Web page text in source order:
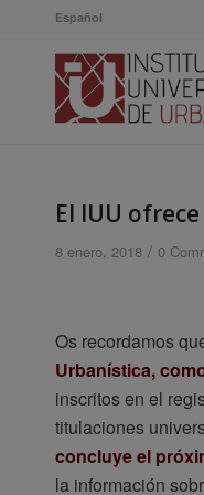
Español
El IUU
8 enero, 2018 / 0
Os recordamos
Urbanística,
inscritos en el
titulaciones
concluye el
la información